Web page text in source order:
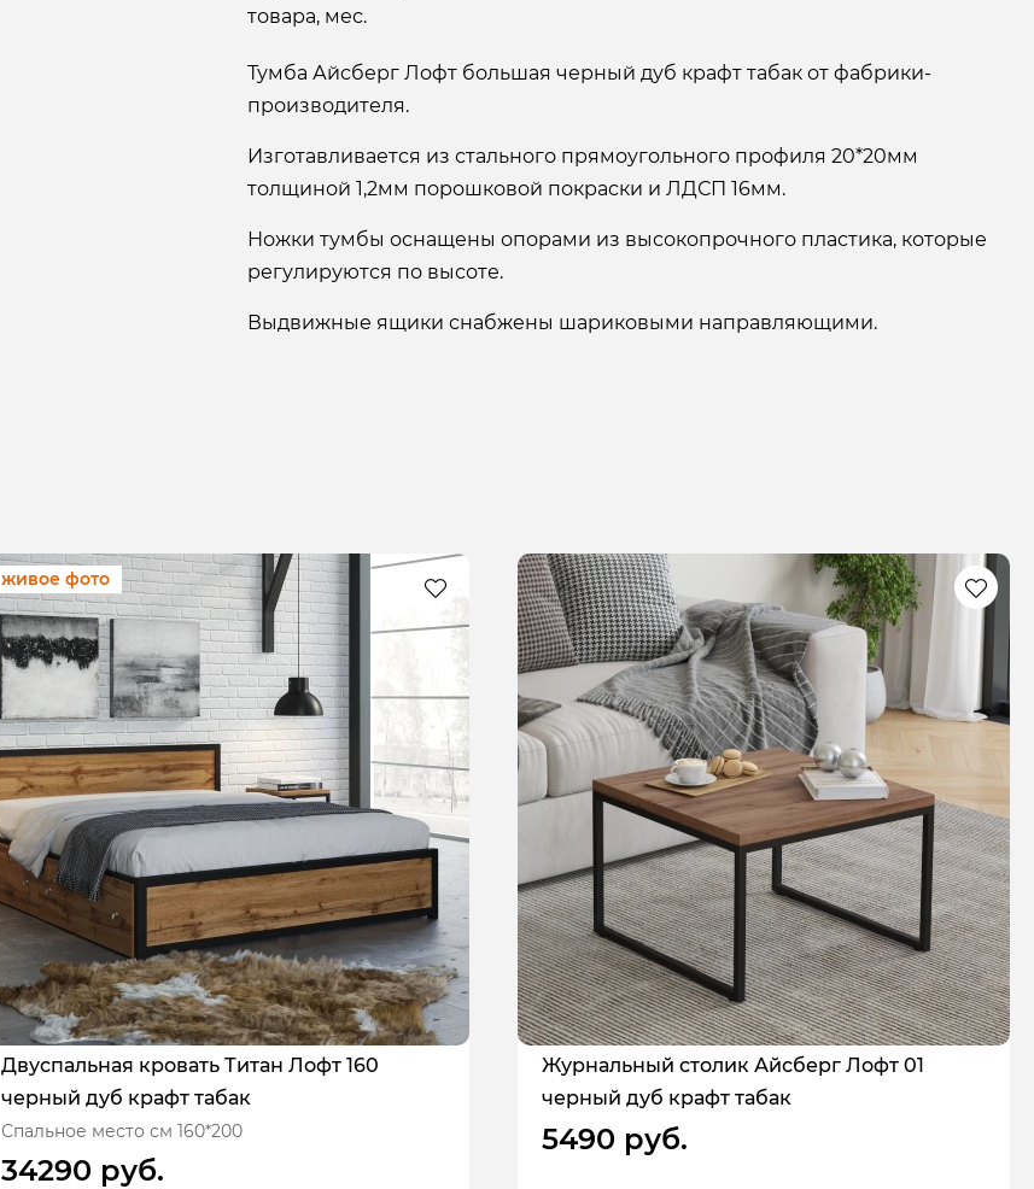
товара, мес.
Тумба Айсберг Лофт большая черный дуб крафт табак от фабрики-
производителя.
Изготавливается из стального прямоугольного профиля 20*20мм
толщиной 1,2мм порошковой покраски и ЛДСП 16мм.
Ножки тумбы оснащены опорами из высокопрочного пластика, которые
регулируются по высоте.
Выдвижные ящики снабжены шариковыми направляющими.
живое фото
Двуспальная кровать Титан Лофт 160
черный дуб крафт табак
Спальное место см 160*200
34290 руб.
Журнальный столик Айсберг Лофт 01
черный дуб крафт табак
5490 руб.